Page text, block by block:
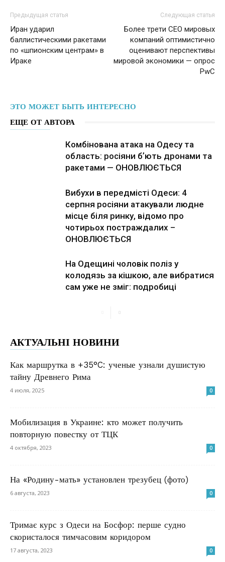
Предыдущая статья
Иран ударил
баллистическими ракетами
по «шпионским центрам» в
Ираке
Следующая статья
Более трети CEO мировых
компаний оптимистично
оценивают перспективы
мировой экономики — опрос
PwC
ЭТО МОЖЕТ БЫТЬ ИНТЕРЕСНО
ЕЩЕ ОТ АВТОРА
Комбінована атака на Одесу та
область: росіяни бʼють дронами та
ракетами — ОНОВЛЮЄТЬСЯ
Вибухи в передмісті Одеси: 4
серпня росіяни атакували людне
місце біля ринку, відомо про
чотирьох постраждалих –
ОНОВЛЮЄТЬСЯ
На Одещині чоловік поліз у
колодязь за кішкою, але вибратися
сам уже не зміг: подробиці
АКТУАЛЬНІ НОВИНИ
Как маршрутка в +35°C: ученые узнали душистую
тайну Древнего Рима
4 июля, 2025 0
Мобилизация в Украине: кто может получить
повторную повестку от ТЦК
4 октября, 2023 0
На «Родину-мать» установлен трезубец (фото)
6 августа, 2023 0
Тримає курс з Одеси на Босфор: перше судно
скористалося тимчасовим коридором
17 августа, 2023 0